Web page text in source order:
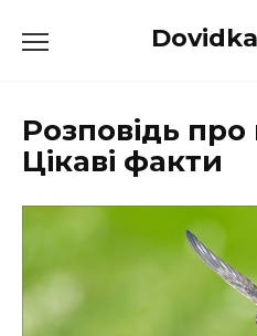
до
Розповідь
Цікаві факти